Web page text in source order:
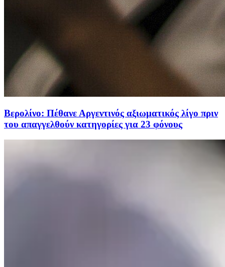
Βερολίνο: Πέθανε Αργεντινός αξιωματικός λίγο πριν
του απαγγελθούν κατηγορίες για 23 φόνους